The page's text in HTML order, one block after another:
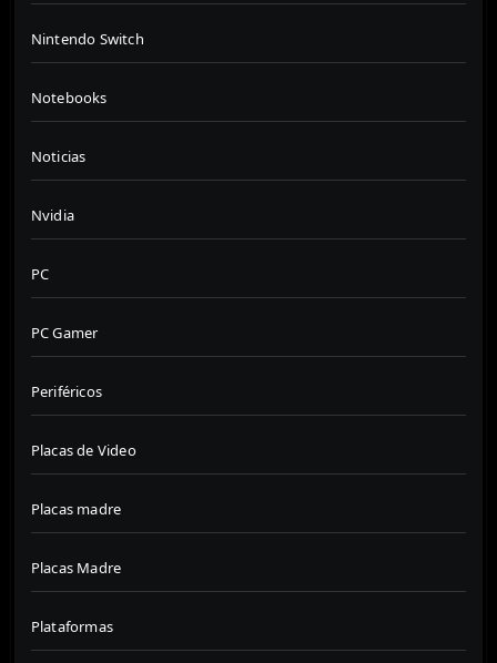
Nintendo Switch
Notebooks
Noticias
Nvidia
PC
PC Gamer
Periféricos
Placas de Video
Placas madre
Placas Madre
Plataformas